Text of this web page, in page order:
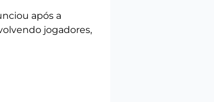
após a
jogadores,